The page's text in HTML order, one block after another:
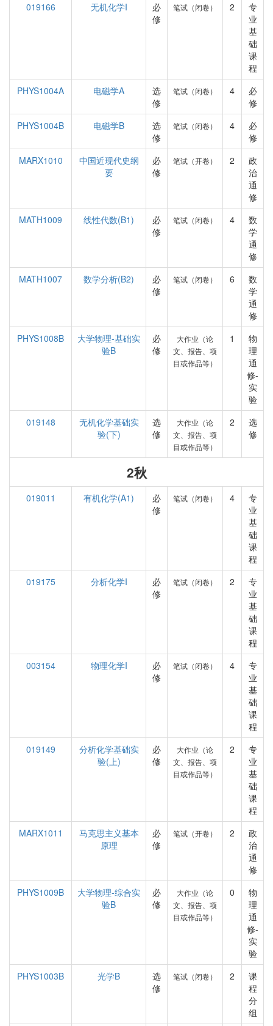
019166 无机化学I
必
修
笔试（闭卷） 2
专
业
基
础
课
程
PHYS1004A
电磁学A
选
修
笔试（闭卷） 4
必
修
PHYS1004B
电磁学B
选
修
笔试（闭卷） 4
必
修
MARX1010
中国近现代史纲
要
必
修
笔试（开卷） 2
政
治
通
修
MATH1009
线性代数(B1)
必
修
笔试（闭卷） 4
数
学
通
修
MATH1007
数学分析(B2)
必
修
笔试（闭卷） 6
数
学
通
修
PHYS1008B
大学物理-基础实
验B
必
修
大作业（论
文、报告、项
目或作品等）
1
物
理
通
修-
实
验
019148
无机化学基础实
验(下)
选
修
大作业（论
文、报告、项
目或作品等）
2
选
修
2秋
019011 有机化学(A1)
必
修
笔试（闭卷） 4
专
业
基
础
课
程
019175
分析化学I
必
修
笔试（闭卷） 2
专
业
基
础
课
程
003154
物理化学I
必
修
笔试（闭卷） 4
专
业
基
础
课
程
019149
分析化学基础实
验(上)
必
修
大作业（论
文、报告、项
目或作品等）
2
专
业
基
础
课
程
MARX1011
马克思主义基本
原理
必
修
笔试（开卷） 2
政
治
通
修
PHYS1009B
大学物理-综合实
验B
必
修
大作业（论
文、报告、项
目或作品等）
0
物
理
通
修-
实
验
PHYS1003B
光学B
选
修
笔试（闭卷） 2
课
程
分
组